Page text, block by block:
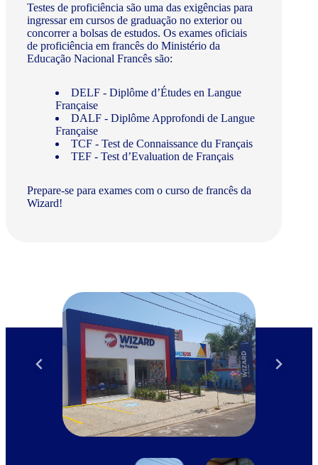
Testes de proficiência são uma das exigências para
ingressar em cursos de graduação no exterior ou
concorrer a bolsas de estudos. Os exames oficiais
de proficiência em francês do Ministério da
Educação Nacional Francês são:
DELF - Diplôme d’Études en Langue
Française
DALF - Diplôme Approfondi de Langue
Française
TCF - Test de Connaissance du Français
TEF - Test d’Evaluation de Français
Prepare-se para exames com o curso de francês da
Wizard!